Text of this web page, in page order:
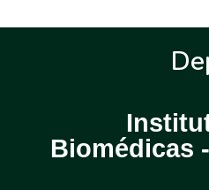
Biomédicas